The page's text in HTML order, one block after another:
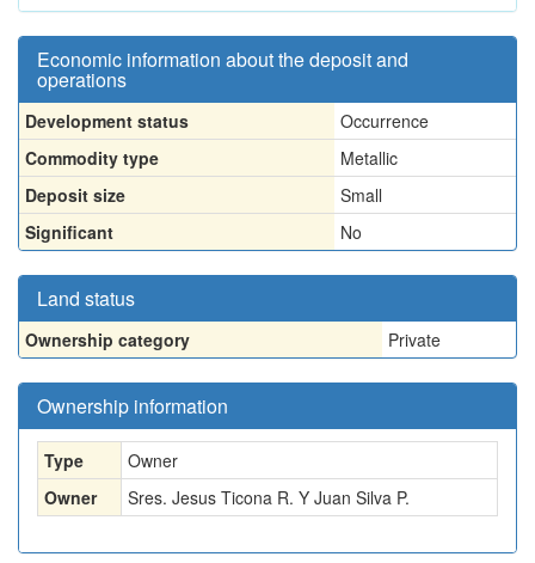
Economic information about the deposit and
operations
Development status
Occurrence
Commodity type
Metallic
Deposit size
Small
Significant
No
Land status
Ownership category Private
Ownership information
Type
Owner
Owner
Sres. Jesus Ticona R. Y Juan Silva P.